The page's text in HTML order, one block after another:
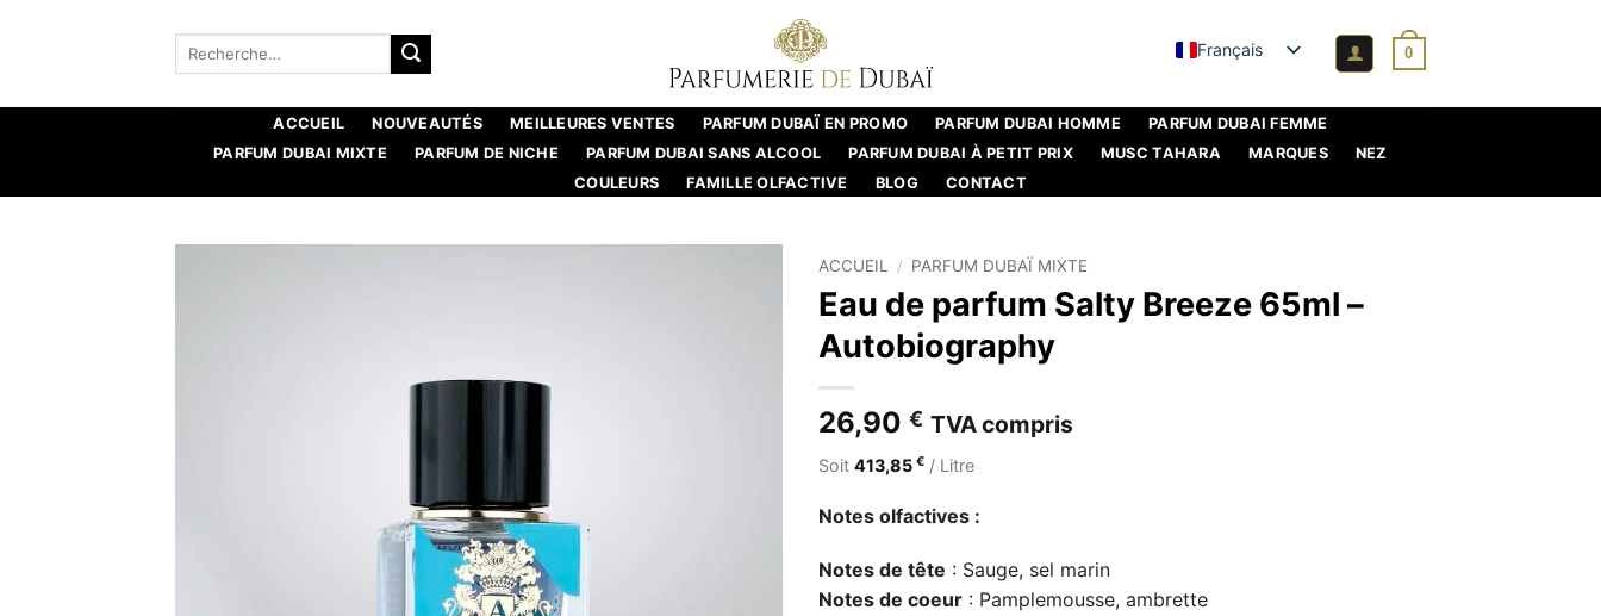
Recherche
Français 0
ACCUEIL NOUVEAUTÉS MEILLEURES VENTES PARFUM DUBAÏ EN PROMO PARFUM DUBAI HOMME
PARFUM DUBAI FEMME
PARFUM DUBAI MIXTE
PARFUM DE NICHE PARFUM DUBAI SANS ALCOOL PARFUM DUBAI À PETIT PRIX MUSC TAHARA MARQUES
NEZ
COULEURS
FAMILLE OLFACTIVE BLOG CONTACT
ACCUEIL / PARFUM DUBAÏ MIXTE
Eau de parfum Salty Breeze 65ml –
Autobiography
26,90 € TVA compris
Soit 413,85 € / Litre
Notes olfactives :
Notes de tête : Sauge, sel marin
Notes de coeur : Pamplemousse, ambrette